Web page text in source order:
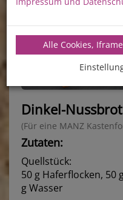
Dinkel-Nussbrot
(Für eine MANZ
Zutaten:
Quellstück:
50 g Haferflocken, 50
g Wasser
Alle Cookies,